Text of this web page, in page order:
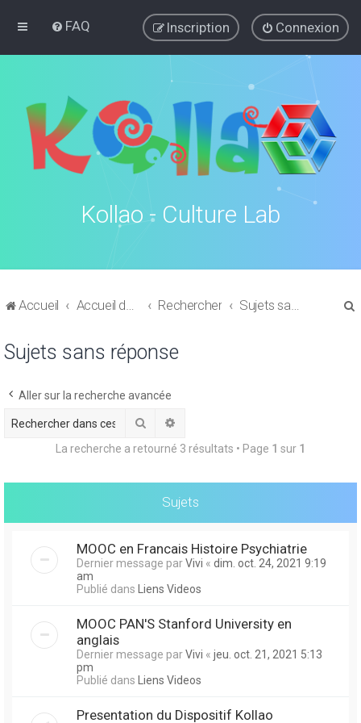
FAQ Connexion
Inscription
Kollao - Culture Lab
Accueil Accueil du forum Rechercher Sujets sans réponse
Sujets sans réponse
Aller sur la recherche avancée
Rechercher
La recherche a retourné 3 résultats • Page 1 sur 1
Sujets
MOOC en Francais Histoire Psychiatrie
Dernier message parVivi « dim. oct. 24, 2021 9:19
am
Publié dans
Liens Videos
MOOC PAN'S Stanford University en
anglais
Dernier message parVivi « jeu. oct. 21, 2021 5:13
pm
Publié dans
Liens Videos
Presentation du Dispositif Kollao